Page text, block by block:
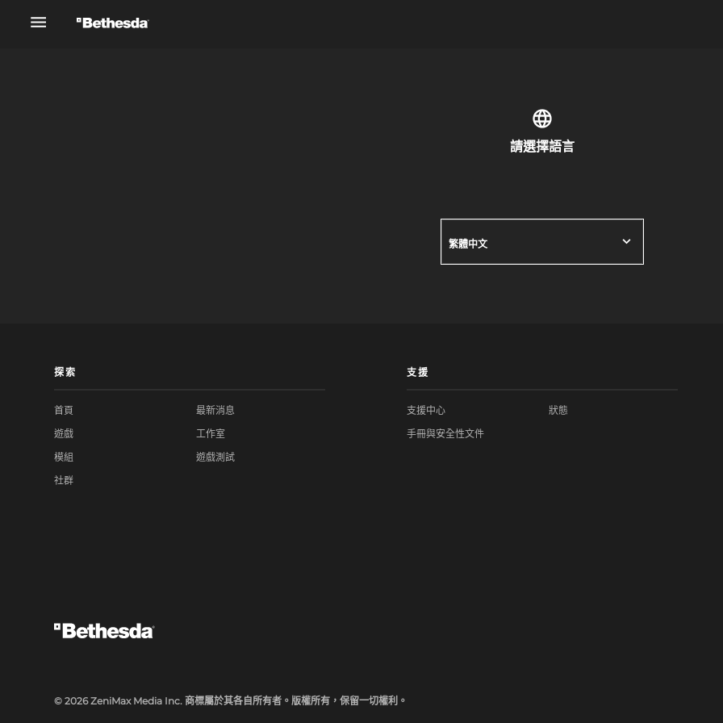
請選擇語言
繁體中文
探索
首頁
遊戲
模組
社群
最新消息
工作室
遊戲測試
支援
支援中心
手冊與安全性文件
狀態
© 2026 ZeniMax Media Inc. 商標屬於其各自所有者。版權所有，保留一切權利。